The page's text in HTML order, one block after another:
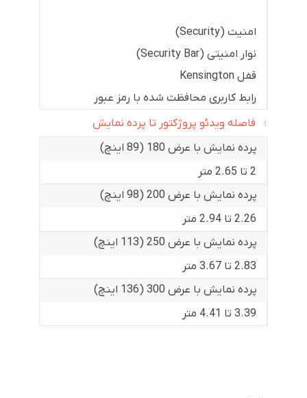
امنیت (Security)
نوار امنیتی (Security Bar)
قفل Kensington
رابط کاربری محافظت شده با رمز عبور
فاصله ویدئو پروژکتور تا پرده نمایش
پرده نمایش با عرض 180 (89 اینچ)
2 تا 2.65 متر
پرده نمایش با عرض 200 (98 اینچ)
2.26 تا 2.94 متر
پرده نمایش با عرض 250 (113 اینچ)
2.83 تا 3.67 متر
پرده نمایش با عرض 300 (136 اینچ)
3.39 تا 4.41 متر